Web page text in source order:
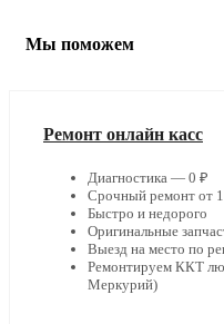
Мы поможем
Ремонт онлайн касс
Диагностика — 0 ₽
Срочный ремонт от 1
Быстро и недорого
Оригинальные
Выезд на место по
Ремонтируем ККТ
Меркурий)